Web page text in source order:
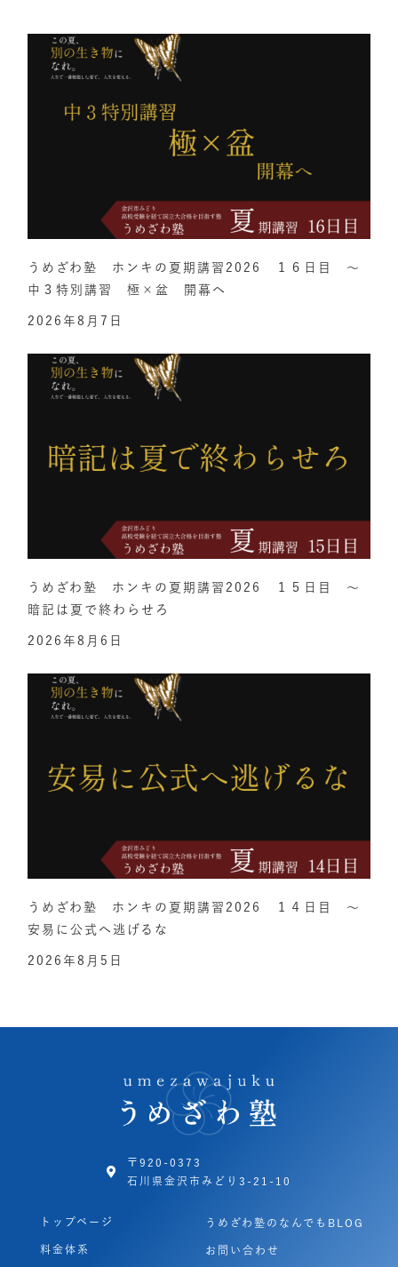
うめざわ塾 ホンキの夏期講習2026 １６日目 ～
中３特別講習 極×盆 開幕へ
2026年8月7日
うめざわ塾 ホンキの夏期講習2026 １５日目 ～
暗記は夏で終わらせろ
2026年8月6日
うめざわ塾 ホンキの夏期講習2026 １４日目 ～
安易に公式へ逃げるな
2026年8月5日
〒920-0373
石川県金沢市みどり3-21-10
トップページ
料金体系
うめざわ塾のなんでもBLOG
お問い合わせ